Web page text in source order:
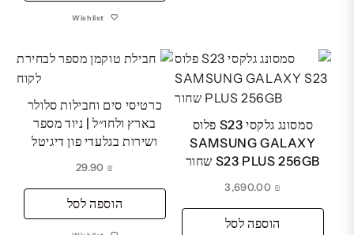
₪ 3,579.00.
₪ 3,549.00.
Wishlist
כרטיסי סים וחבילות סלולר
בארץ ולחו״ל | ניוד מספר
ושירות בגלעדי פון דיגיטל
₪
הוספה לסל
סמסונג גלקסי S23 פלוס
SAMSUNG GALAXY
S23 PLUS 256GB שחור
₪
הוספה לסל